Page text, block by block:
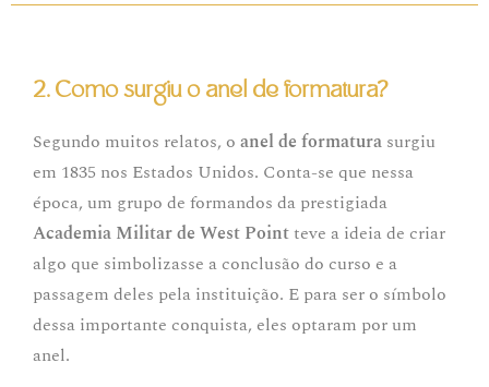
2. Como surgiu o anel de formatura?
Segundo muitos relatos, o anel de formatura surgiu
em 1835 nos Estados Unidos. Conta-se que nessa
época, um grupo de formandos da prestigiada
Academia Militar de West Pointteve a ideia de criar
algo que simbolizasse a conclusão do curso e a
passagem deles pela instituição. E para ser o símbolo
dessa importante conquista, eles optaram por um
anel.